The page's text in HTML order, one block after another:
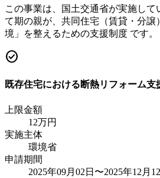
この事業は、国土交通省が実施して
て期の親が、共同住宅（賃貸・分譲
境」を整えるための支援制度 です。
check_circle
既存住宅における断熱リフォーム支
上限金額
12万円
実施主体
環境省
申請期間
2025年09月02日〜2025年12月